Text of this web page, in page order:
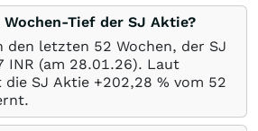
Tief der SJ Aktie?
den letzten 52 Wochen, der SJ
INR (am 28.01.26). Laut
SJ Aktie +202,28 % vom 52